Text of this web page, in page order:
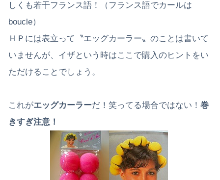
しくも若干フランス語！（フランス語でカールは
boucle）
ＨＰには表立って〝エッグカーラー〟のことは書いて
いませんが、イザという時はここで購入のヒントをい
ただけることでしょう。
これがエッグカーラーだ！笑ってる場合ではない！ 巻
きすぎ注意！